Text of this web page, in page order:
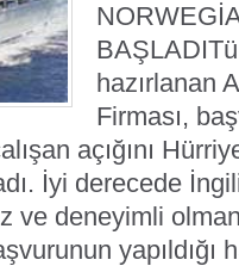
BAŞLADI
hazırlanan
Firması,
açığını
İyi derecede
ve deneyimli
yapıldığı